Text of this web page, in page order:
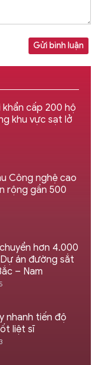
Gửi bình luận
khẩn cấp 200 hộ
khu vực sạt lở
Công nghệ cao
rộng gần 500
hơn 4.000
án đường sắt
– Nam
nhanh tiến độ
liệt sĩ